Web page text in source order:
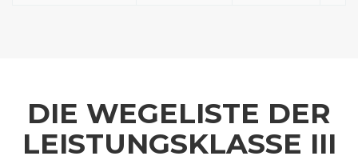
DIE WEGELISTE DER
LEISTUNGSKLASSE III